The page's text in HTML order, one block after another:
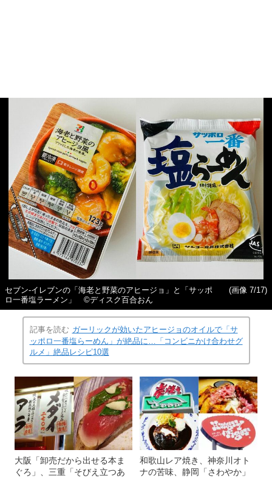
セブン‐イレブンの「海老と野菜のアヒージョ」と「サッポ
ロ一番塩ラーメン」 ©ディスク百合おん
(画像 7/17)
記事を読む ガーリックが効いたアヒージョのオイルで「サ
ッポロ一番塩らーめん」が絶品に…「コンビニかけ合わせグ
ルメ」絶品レシピ10選
大阪「卸売だから出せる本ま
ぐろ」、三重「そびえ立つあ
和歌山レア焼き、神奈川オト
ナの苦味、静岡「さわやか」